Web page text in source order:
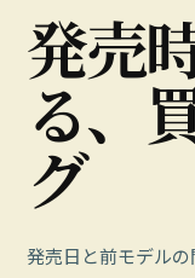
発売
る、
グ
発売日と前モデル